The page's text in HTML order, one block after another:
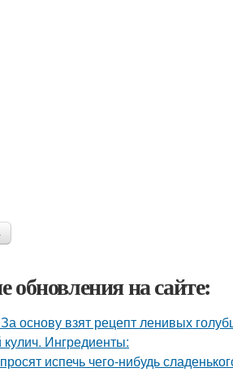
обновления на сайте:
основу взят рецепт ленивых
Ингредиенты:
испечь чего-нибудь